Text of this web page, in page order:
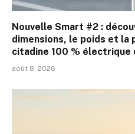
Nouvelle Smart #2 :
dimensions, le poids et la
citadine 100 %
août 8, 2026